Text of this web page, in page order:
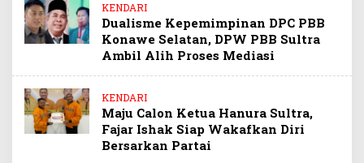
KENDARI
Dualisme Kepemimpinan DPC PBB
Konawe Selatan, DPW PBB Sultra
Ambil Alih Proses Mediasi
KENDARI
Maju Calon Ketua Hanura Sultra,
Fajar Ishak Siap Wakafkan Diri
Bersarkan Partai